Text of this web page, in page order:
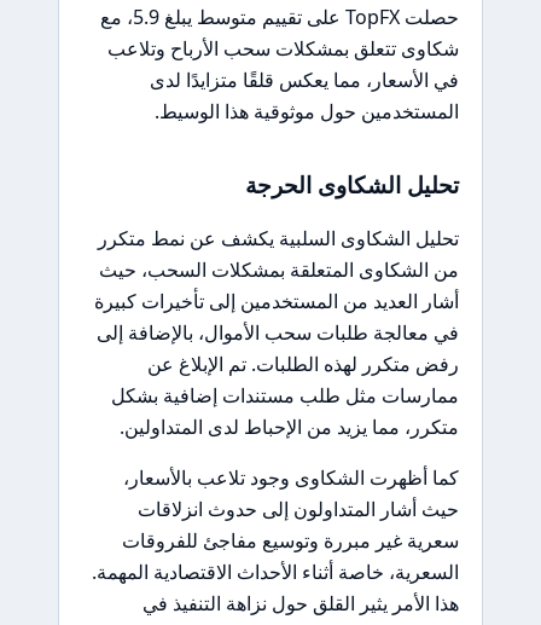
حصلت TopFX على تقييم متوسط يبلغ 5.9، مع
شكاوى تتعلق بمشكلات سحب الأرباح وتلاعب
في الأسعار، مما يعكس قلقًا متزايدًا لدى
المستخدمين حول موثوقية هذا الوسيط.
تحليل الشكاوى الحرجة
تحليل الشكاوى السلبية يكشف عن نمط متكرر
من الشكاوى المتعلقة بمشكلات السحب، حيث
أشار العديد من المستخدمين إلى تأخيرات كبيرة
في معالجة طلبات سحب الأموال، بالإضافة إلى
رفض متكرر لهذه الطلبات. تم الإبلاغ عن
ممارسات مثل طلب مستندات إضافية بشكل
متكرر، مما يزيد من الإحباط لدى المتداولين.
كما أظهرت الشكاوى وجود تلاعب بالأسعار،
حيث أشار المتداولون إلى حدوث انزلاقات
سعرية غير مبررة وتوسيع مفاجئ للفروقات
السعرية، خاصة أثناء الأحداث الاقتصادية المهمة.
هذا الأمر يثير القلق حول نزاهة التنفيذ في